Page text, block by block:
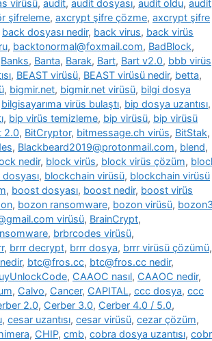
virüsü, audit, audit dosyası, audit oldu, audit
şifreleme, axcrypt şifre çözme, axcrypt şifre
back dosyası nedir, back virus, back virüs
, backtonormal@foxmail.com, BadBlock,
Banks, Banta, Barak, Bart, Bart v2.0, bbb virüs
, BEAST virüsü, BEAST virüsü nedir, betta,
, bigmir.net, bigmir.net virüsü, bilgi dosya
bilgisayarıma virüs bulaştı, bip dosya uzantısı,
, bip virüs temizleme, bip virüsü, bip virüsü
2.0, BitCryptor, bitmessage.ch virüs, BitStak,
, Blackbeard2019@protonmail.com, blend,
nedir, block virüs, block virüs çözüm,
, blockchain virüsü, blockchain virüsü
, boost dosyası, boost nedir, boost virüs
, bozon ransomware, bozon virüsü, bozon3
virüsü, BrainCrypt,
, brbrcodes virüsü,
, brrr decrypt, brrr dosya, brrr virüsü çözümü,
, btc@fros.cc, btc@fros.cc nedir,
, CAAOC nasıl, CAAOC nedir,
, Calvo, Cancer, CAPITAL, ccc dosya, ccc
2.0, Cerber 3.0, Cerber 4.0 / 5.0,
, cesar uzantısı, cesar virüsü, cezar çözüm,
, CHIP, cmb, cobra dosya uzantısı,